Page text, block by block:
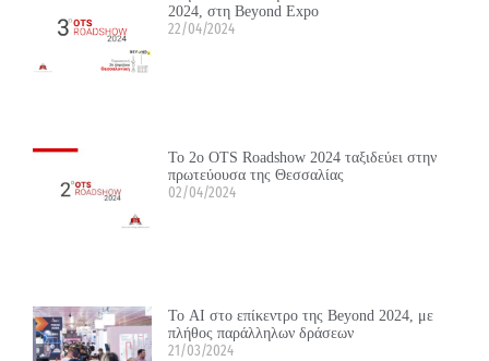
2024, στη Beyond Expo
22/04/2024
Το 2ο OTS Roadshow 2024 ταξιδεύει στην
πρωτεύουσα της Θεσσαλίας
02/04/2024
Το ΑΙ στο επίκεντρο της Beyond 2024, με
πλήθος παράλληλων δράσεων
21/03/2024